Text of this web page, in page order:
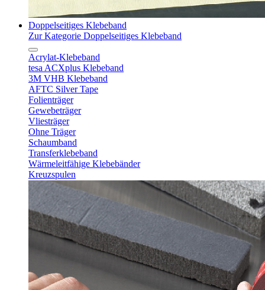
Doppelseitiges Klebeband
Zur Kategorie Doppelseitiges Klebeband
Acrylat-Klebeband
tesa ACXplus Klebeband
3M VHB Klebeband
AFTC Silver Tape
Folienträger
Gewebeträger
Vliesträger
Ohne Träger
Schaumband
Transferklebeband
Wärmeleitfähige Klebebänder
Kreuzspulen